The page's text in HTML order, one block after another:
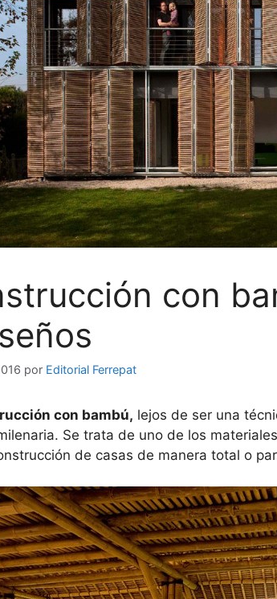
con
por Editorial Ferrepat
con bambú, lejos de ser una
Se trata de uno de los
de casas de manera total o